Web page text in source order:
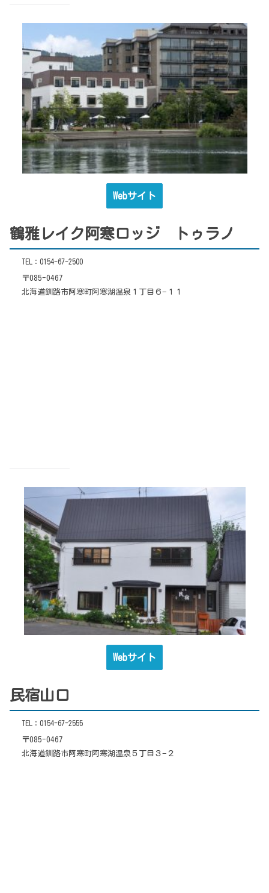
Webサイト
鶴雅レイク阿寒ロッジ トゥラノ
TEL：0154-67-2500
〒085-0467
北海道釧路市阿寒町阿寒湖温泉１丁目６−１１
Webサイト
民宿山口
TEL：0154-67-2555
〒085-0467
北海道釧路市阿寒町阿寒湖温泉５丁目３−２